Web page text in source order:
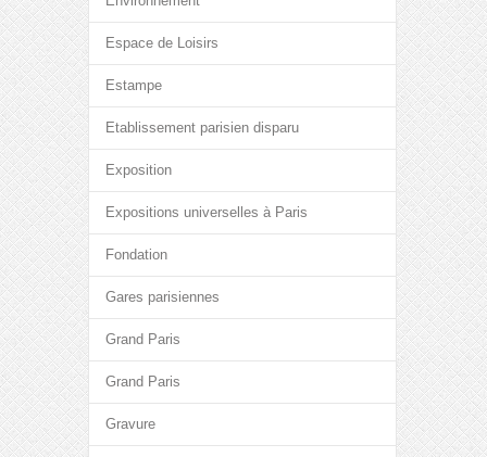
Espace de Loisirs
Estampe
Etablissement parisien disparu
Exposition
Expositions universelles à Paris
Fondation
Gares parisiennes
Grand Paris
Grand Paris
Gravure